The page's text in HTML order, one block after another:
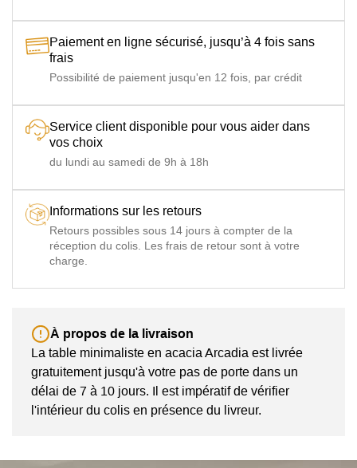
Paiement en ligne sécurisé, jusqu’à 4 fois sans
frais
Possibilité de paiement jusqu'en 12 fois, par crédit
Service client disponible pour vous aider dans
vos choix
du lundi au samedi de 9h à 18h
Informations sur les retours
Retours possibles sous 14 jours à compter de la
réception du colis. Les frais de retour sont à votre
charge.
À propos de la livraison
La table minimaliste en acacia Arcadia est livrée
gratuitement jusqu'à votre pas de porte dans un
délai de 7 à 10 jours. Il est impératif de vérifier
l'intérieur du colis en présence du livreur.